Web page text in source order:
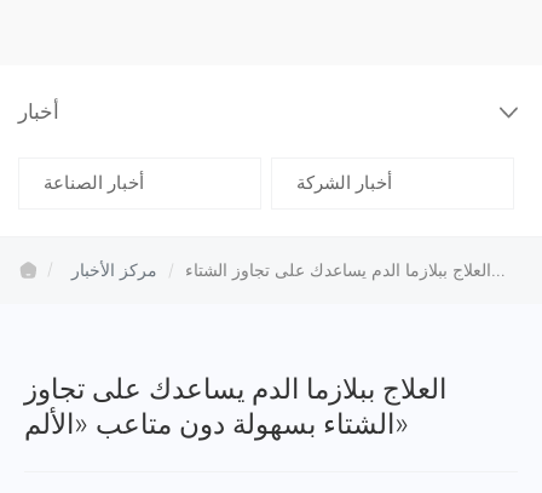
أخبار
أخبار الصناعة أخبار الشركة
مركز الأخبار
العلاج ببلازما الدم يساعدك على تجاوز الشتاء
العلاج ببلازما الدم يساعدك على تجاوز
الشتاء بسهولة دون متاعب «الألم»